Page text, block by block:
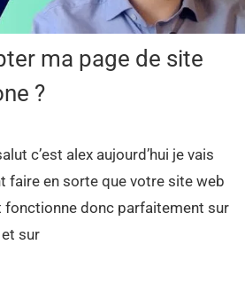
ma page de site
?
c’est alex aujourd’hui je vais
faire en sorte que votre site web
fonctionne donc parfaitement sur
sur